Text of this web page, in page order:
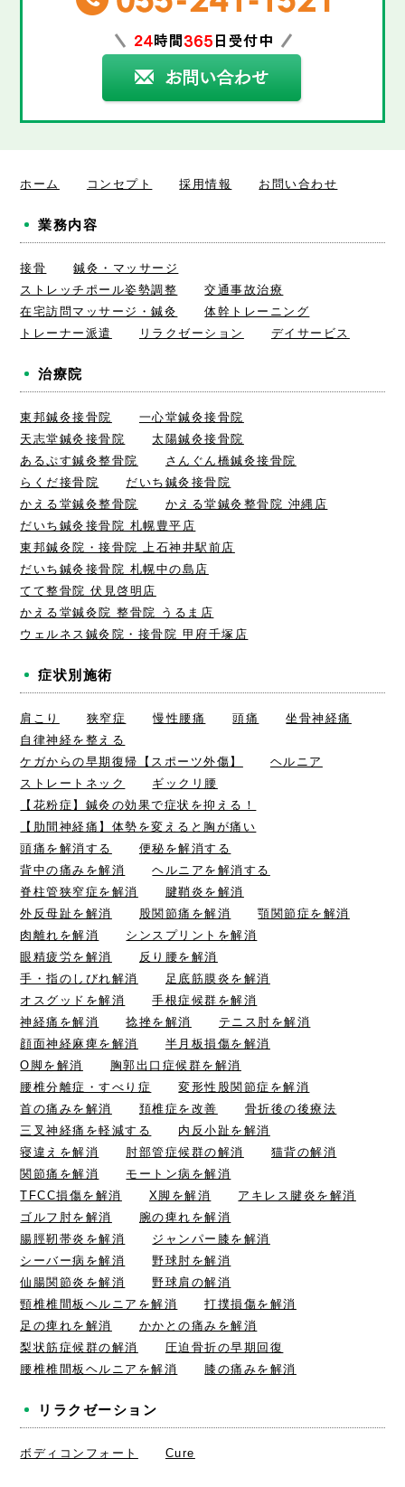
ホーム コンセプト 採用情報 お問い合わせ
業務内容
接骨
鍼灸・マッサージ
ストレッチポール姿勢調整
交通事故治療
在宅訪問マッサージ・鍼灸
体幹トレーニング
トレーナー派遣
リラクゼーション デイサービス
治療院
東邦鍼灸接骨院
一心堂鍼灸接骨院
天志堂鍼灸接骨院
太陽鍼灸接骨院
あるぷす鍼灸整骨院
さんぐん橋鍼灸接骨院
らくだ接骨院
だいち鍼灸接骨院
かえる堂鍼灸整骨院
かえる堂鍼灸整骨院 沖縄店
だいち鍼灸接骨院 札幌豊平店
東邦鍼灸院・接骨院 上石神井駅前店
だいち鍼灸接骨院 札幌中の島店
てて整骨院 伏見啓明店
かえる堂鍼灸院 整骨院 うるま店
ウェルネス鍼灸院・接骨院 甲府千塚店
症状別施術
肩こり 狭窄症 慢性腰痛 頭痛
坐骨神経痛
自律神経を整える
ケガからの早期復帰【スポーツ外傷】
ヘルニア
ストレートネック
ギックリ腰
【花粉症】鍼灸の効果で症状を抑える！
【肋間神経痛】体勢を変えると胸が痛い
頭痛を解消する
便秘を解消する
背中の痛みを解消
ヘルニアを解消する
脊柱管狭窄症を解消
腱鞘炎を解消
外反母趾を解消
股関節痛を解消
顎関節症を解消
肉離れを解消
シンスプリントを解消
眼精疲労を解消
反り腰を解消
手・指のしびれ解消
足底筋膜炎を解消
オスグッドを解消
手根症候群を解消
神経痛を解消
捻挫を解消
テニス肘を解消
顔面神経麻痺を解消
半月板損傷を解消
O脚を解消
胸郭出口症候群を解消
腰椎分離症・すべり症
変形性股関節症を解消
首の痛みを解消
頚椎症を改善
骨折後の後療法
三叉神経痛を軽減する
内反小趾を解消
寝違えを解消
肘部管症候群の解消
猫背の解消
関節痛を解消
モートン病を解消
TFCC損傷を解消
X脚を解消
アキレス腱炎を解消
ゴルフ肘を解消
腕の痺れを解消
腸脛靭帯炎を解消
ジャンパー膝を解消
シーバー病を解消
野球肘を解消
仙腸関節炎を解消
野球肩の解消
頸椎椎間板ヘルニアを解消
打撲損傷を解消
足の痺れを解消
かかとの痛みを解消
梨状筋症候群の解消
圧迫骨折の早期回復
腰椎椎間板ヘルニアを解消
膝の痛みを解消
リラクゼーション
ボディコンフォート Cure